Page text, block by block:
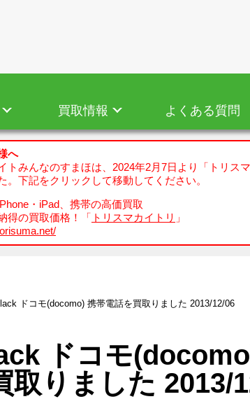
買取情報 よくある質問
へ
トみんなのすまほは、2024年2月7日より「トリス
。下記をクリックして移動してください。
・iPad、携帯の高価買取
得の買取価格！「 トリスマカイトリ 」
ドコモ(docomo) 携帯電話を買取りました 2013/12/06
ドコモ
取りました 2013/